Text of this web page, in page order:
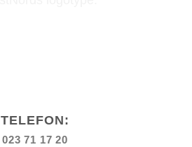
TELEFON:
023 71 17 20